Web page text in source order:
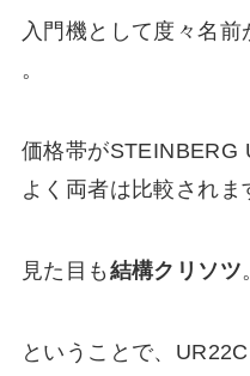
入門機として度々名
。
価格帯がSTEINBERG
よく両者は比較されま
見た目も 結構クリソツ
ということで、